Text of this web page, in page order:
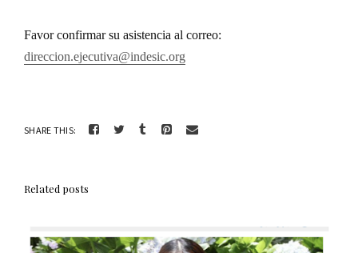
Favor confirmar su asistencia al correo:
direccion.ejecutiva@indesic.org
SHARE THIS:
Related posts